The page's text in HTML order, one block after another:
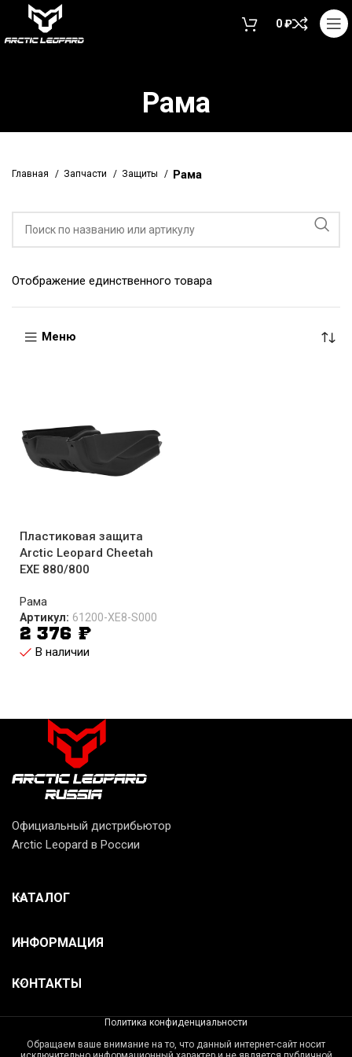
0₽
Рама
Главная Запчасти Защиты Рама
Отображение единственного товара
Меню
Пластиковая защита
Arctic Leopard Cheetah
EXE 880/800
Рама
Артикул: 61200-XE8-S000
2 376 ₽
В наличии
Официальный дистрибьютор
Arctic Leopard в России
КАТАЛОГ
ИНФОРМАЦИЯ
КОНТАКТЫ
Политика конфиденциальности
Обращаем ваше внимание на то, что данный интернет-сайт носит